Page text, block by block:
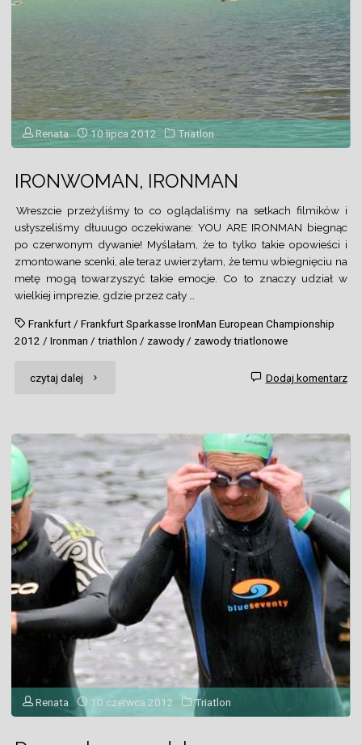
Renata 10 lipca 2012 Triatlon
IRONWOMAN, IRONMAN
Wreszcie przeżyliśmy to co oglądaliśmy na setkach filmików i
usłyszeliśmy dłuuugo oczekiwane: YOU ARE IRONMAN biegnąc
po czerwonym dywanie! Myślałam, że to tylko takie opowieści i
zmontowane scenki, ale teraz uwierzyłam, że temu wbiegnięciu na
metę mogą towarzyszyć takie emocje. Co to znaczy udział w
wielkiej imprezie, gdzie przez cały …
Frankfurt/ Frankfurt Sparkasse IronMan European Championship
2012 /Ironman /triathlon / zawody/ zawody triatlonowe
czytaj dalej "IRONWOMAN, Dodaj komentarz
Renata 10 czerwca 2012 Triatlon